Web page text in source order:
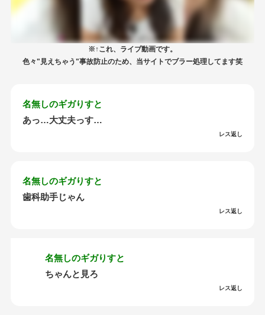
※↑これ、ライブ動画です。
色々"見えちゃう"事故防止のため、当サイトでブラー処理してます笑
名無しのギガりすと
あっ…大丈夫っす…
レス返し
名無しのギガりすと
歯科助手じゃん
レス返し
名無しのギガりすと
ちゃんと見ろ
レス返し